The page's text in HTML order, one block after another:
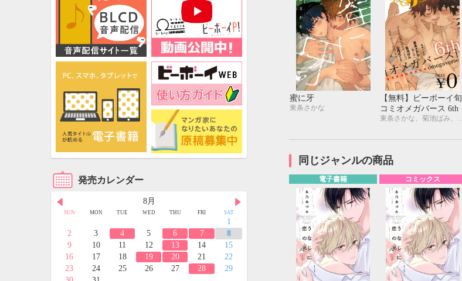
蜜に牙
東条さかな
【無料】ビーボーイ旬
コミオメガバース 6th
同じジャンルの商品
電子書籍 コミックス
発売カレンダー
8月
SUN MON TUE WED THU FRI SAT
1
2
3 4 5 6 7
8
9
10 11 12 13 14
15
16
17 18 19 20 21
22
23
24 25 26 27 28
29
9月
MON TUE WED FRI SAT
2 4
5
8 9 10 11
12
15 16 17 18
19
22 24 25
26
29 30
4
11
25